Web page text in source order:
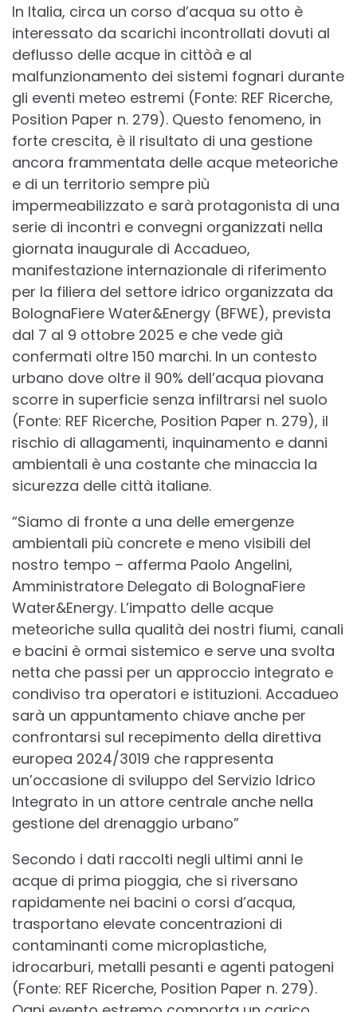
In Italia, circa un corso d’acqua su otto è
interessato da scarichi incontrollati dovuti al
deflusso delle acque in cittòà e al
malfunzionamento dei sistemi fognari durante
gli eventi meteo estremi (Fonte: REF Ricerche,
Position Paper n. 279). Questo fenomeno, in
forte crescita, è il risultato di una gestione
ancora frammentata delle acque meteoriche
e di un territorio sempre più
impermeabilizzato e sarà protagonista di una
serie di incontri e convegni organizzati nella
giornata inaugurale di Accadueo,
manifestazione internazionale di riferimento
per la filiera del settore idrico organizzata da
BolognaFiere Water&Energy (BFWE), prevista
dal 7 al 9 ottobre 2025 e che vede già
confermati oltre 150 marchi. In un contesto
urbano dove oltre il 90% dell’acqua piovana
scorre in superficie senza infiltrarsi nel suolo
(Fonte: REF Ricerche, Position Paper n. 279), il
rischio di allagamenti, inquinamento e danni
ambientali è una costante che minaccia la
sicurezza delle città italiane.
“Siamo di fronte a una delle emergenze
ambientali più concrete e meno visibili del
nostro tempo – afferma Paolo Angelini,
Amministratore Delegato di BolognaFiere
Water&Energy. L’impatto delle acque
meteoriche sulla qualità dei nostri fiumi, canali
e bacini è ormai sistemico e serve una svolta
netta che passi per un approccio integrato e
condiviso tra operatori e istituzioni. Accadueo
sarà un appuntamento chiave anche per
confrontarsi sul recepimento della direttiva
europea 2024/3019 che rappresenta
un’occasione di sviluppo del Servizio Idrico
Integrato in un attore centrale anche nella
gestione del drenaggio urbano”
Secondo i dati raccolti negli ultimi anni le
acque di prima pioggia, che si riversano
rapidamente nei bacini o corsi d’acqua,
trasportano elevate concentrazioni di
contaminanti come microplastiche,
idrocarburi, metalli pesanti e agenti patogeni
(Fonte: REF Ricerche, Position Paper n. 279).